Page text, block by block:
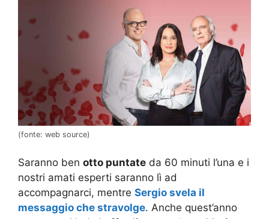
(fonte: web source)
Saranno ben otto puntate da 60 minuti l’una e i
nostri amati esperti saranno lì ad
accompagnarci, mentre Sergio svela il
messaggio che stravolge. Anche quest’anno